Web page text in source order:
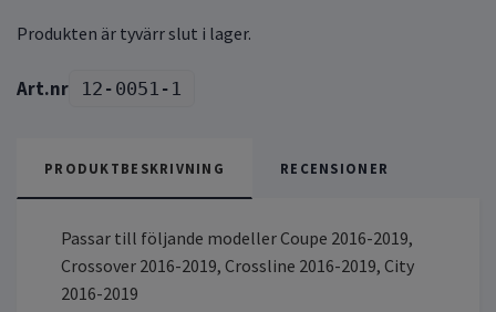
Produkten är tyvärr slut i lager.
12-0051-1
PRODUKTBESKRIVNING RECENSIONER
Passar till följande modeller Coupe 2016-2019,
Crossover 2016-2019, Crossline 2016-2019, City
2016-2019